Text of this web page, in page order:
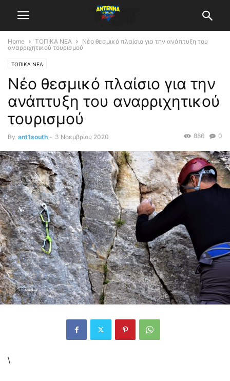
Home ΤΟΠΙΚΑ ΝΕΑ
Νέο θεσμικό πλαίσιο για την ανάπτυξη του
αναρριχητικού τουρισμού
ΤΟΠΙΚΑ ΝΕΑ
Νέο θεσμικό πλαίσιο για την
ανάπτυξη του αναρριχητικού
τουρισμού
By ant1south - 3 Νοεμβρίου 2020 0
886
\